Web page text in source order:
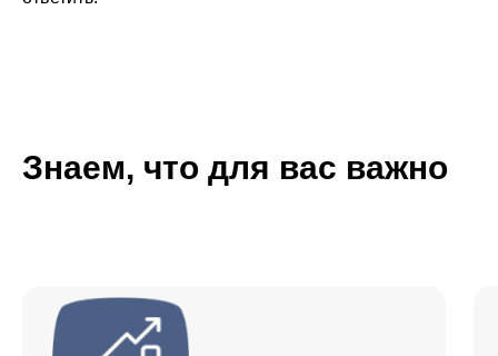
Знаем, что для вас важно